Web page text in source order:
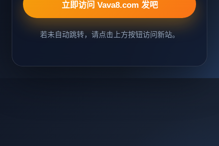
立即访问 Vava8.com 发吧
若未自动跳转，请点击上方按钮访问新站。